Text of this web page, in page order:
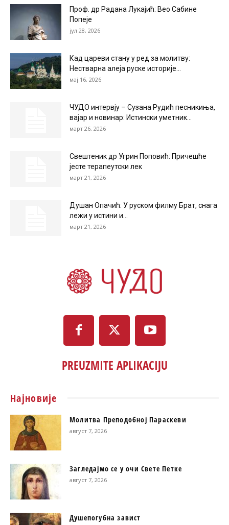
Проф. др Радана Лукајић: Вео Сабине
Попеје
јул 28, 2026
Кад цареви стану у ред за молитву:
Нестварна алеја руске историје...
мај 16, 2026
ЧУДО интервју – Сузана Рудић песникиња,
вајар и новинар: Истински уметник...
март 26, 2026
Свештеник др Угрин Поповић: Причешће
јесте терапеутски лек
март 21, 2026
Душан Опачић: У руском филму Брат, снага
лежи у истини и...
март 21, 2026
PREUZMITE APLIKACIJU
Најновије
Молитва Преподобној Параскеви
август 7, 2026
Загледајмо се у очи Свете Петке
август 7, 2026
Душепогубна завист